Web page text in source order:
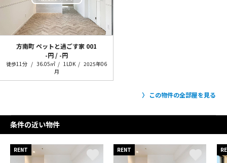
方南町 ペットと過ごす家 001
-円 / -円
徒歩11分 36.05㎡ 1LDK
2025年06
月
この物件の全部屋を見る
条件の近い物件
RENT RENT